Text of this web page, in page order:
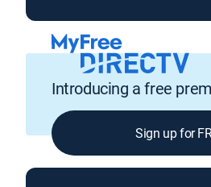
Introducing a free
Sign up for